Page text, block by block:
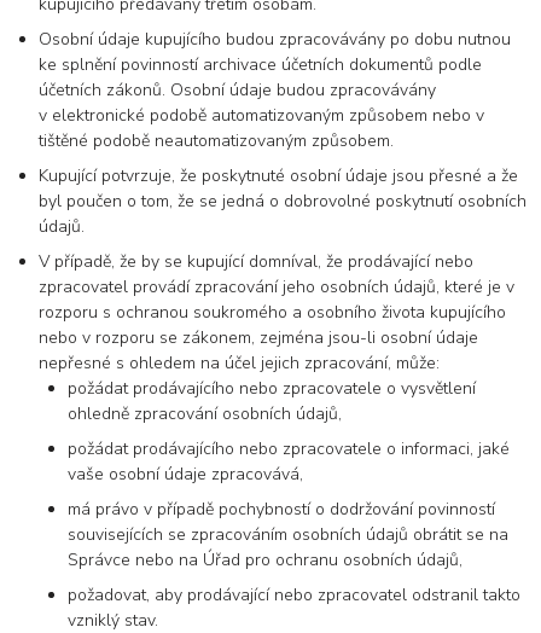
Osobní údaje kupujícího budou zpracovávány po dobu nutnou
ke splnění povinností archivace účetních dokumentů podle
účetních zákonů. Osobní údaje budou zpracovávány
v elektronické podobě automatizovaným způsobem nebo v
tištěné podobě neautomatizovaným způsobem.
Kupující potvrzuje, že poskytnuté osobní údaje jsou přesné a že
byl poučen o tom, že se jedná o dobrovolné poskytnutí osobních
údajů.
V případě, že by se kupující domníval, že prodávající nebo
zpracovatel provádí zpracování jeho osobních údajů, které je v
rozporu s ochranou soukromého a osobního života kupujícího
nebo v rozporu se zákonem, zejména jsou-li osobní údaje
nepřesné s ohledem na účel jejich zpracování, může:
požádat prodávajícího nebo zpracovatele o vysvětlení
ohledně zpracování osobních údajů,
požádat prodávajícího nebo zpracovatele o informaci, jaké
vaše osobní údaje zpracovává,
má právo v případě pochybností o dodržování povinností
souvisejících se zpracováním osobních údajů obrátit se na
Správce nebo na Úřad pro ochranu osobních údajů,
požadovat, aby prodávající nebo zpracovatel odstranil takto
vzniklý stav.